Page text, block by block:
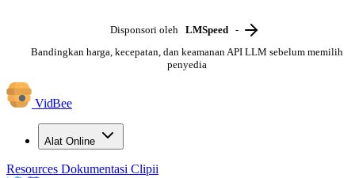
Disponsori oleh LMSpeed -
Bandingkan harga, kecepatan, dan keamanan API LLM sebelum memilih
penyedia
VidBee
Alat Online
Resources Dokumentasi Clipii